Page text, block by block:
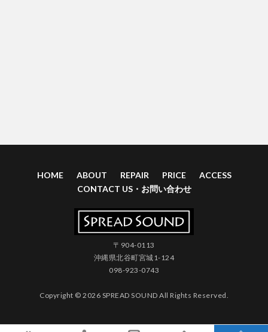
HOME ABOUT REPAIR PRICE
ACCESS
CONTACT US・お問い合わせ
〒904-0113
沖縄県北谷町宮城1-124
098-923-0743
Copyright © 2026 SPREAD SOUND All Rights Reserved.